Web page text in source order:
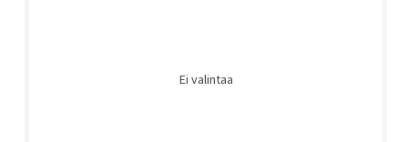
Ei valintaa